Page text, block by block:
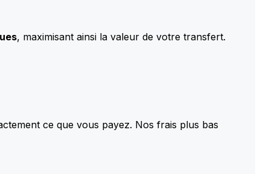
, maximisant ainsi la valeur de votre transfert.
ce que vous payez. Nos frais plus bas